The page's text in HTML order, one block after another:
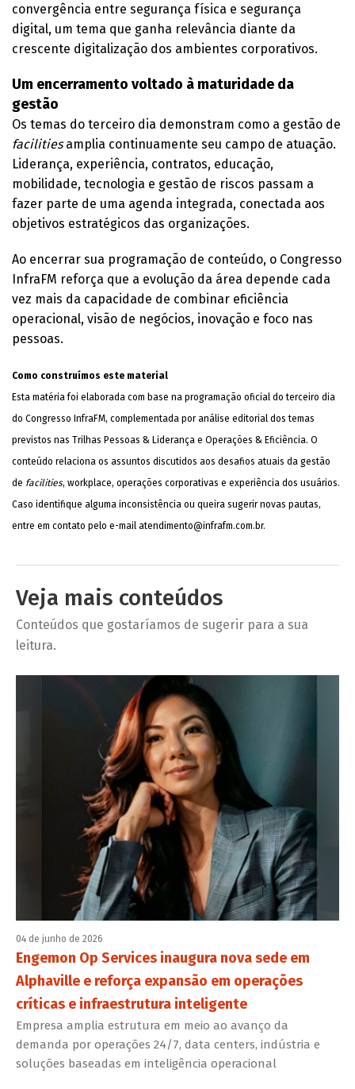
convergência entre segurança física e segurança
digital, um tema que ganha relevância diante da
crescente digitalização dos ambientes corporativos.
Um encerramento voltado à maturidade da
gestão
Os temas do terceiro dia demonstram como a gestão de
facilitiesamplia continuamente seu campo de atuação.
Liderança, experiência, contratos, educação,
mobilidade, tecnologia e gestão de riscos passam a
fazer parte de uma agenda integrada, conectada aos
objetivos estratégicos das organizações.
Ao encerrar sua programação de conteúdo, o Congresso
InfraFM reforça que a evolução da área depende cada
vez mais da capacidade de combinar eficiência
operacional, visão de negócios, inovação e foco nas
pessoas.
Como construímos este material
Esta matéria foi elaborada com base na programação oficial do terceiro dia
do Congresso InfraFM, complementada por análise editorial dos temas
previstos nas Trilhas Pessoas & Liderança e Operações & Eficiência. O
conteúdo relaciona os assuntos discutidos aos desafios atuais da gestão
de facilities, workplace, operações corporativas e experiência dos usuários.
Caso identifique alguma inconsistência ou queira sugerir novas pautas,
entre em contato pelo e-mail atendimento@infrafm.com.br.
Veja mais conteúdos
Conteúdos que gostaríamos de sugerir para a sua
leitura.
04 de junho de 2026
Engemon Op Services inaugura nova sede em
Alphaville e reforça expansão em operações
críticas e infraestrutura inteligente
Empresa amplia estrutura em meio ao avanço da
demanda por operações 24/7, data centers, indústria e
soluções baseadas em inteligência operacional